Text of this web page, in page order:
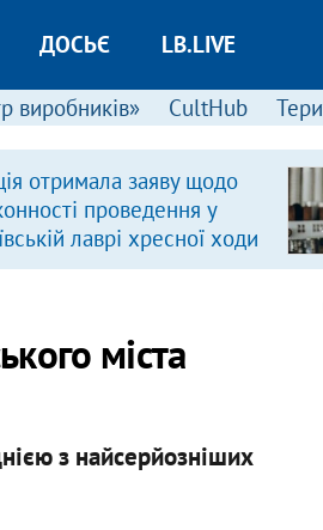
ДОСЬЄ LB.LIVE
виробників» CultHub
отримала заяву щодо
проведення у
лаврі хресної ходи
міста
з найсерйозніших